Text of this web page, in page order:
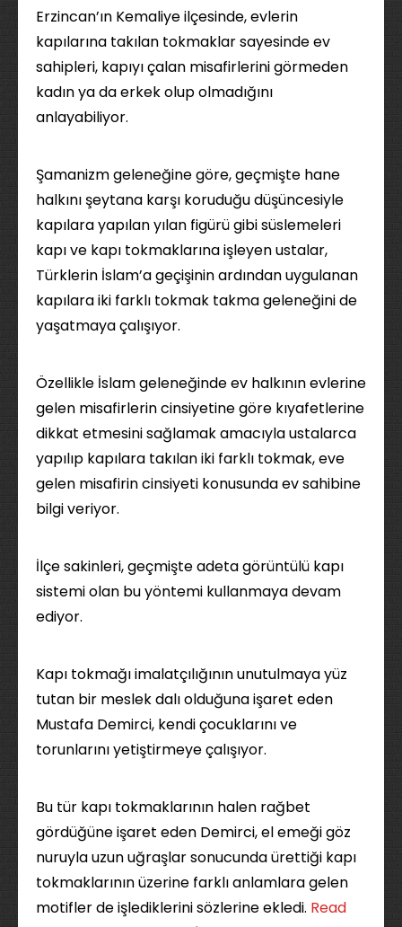
Erzincan’ın Kemaliye ilçesinde, evlerin
kapılarına takılan tokmaklar sayesinde ev
sahipleri, kapıyı çalan misafirlerini görmeden
kadın ya da erkek olup olmadığını
anlayabiliyor.
Şamanizm geleneğine göre, geçmişte hane
halkını şeytana karşı koruduğu düşüncesiyle
kapılara yapılan yılan figürü gibi süslemeleri
kapı ve kapı tokmaklarına işleyen ustalar,
Türklerin İslam’a geçişinin ardından uygulanan
kapılara iki farklı tokmak takma geleneğini de
yaşatmaya çalışıyor.
Özellikle İslam geleneğinde ev halkının evlerine
gelen misafirlerin cinsiyetine göre kıyafetlerine
dikkat etmesini sağlamak amacıyla ustalarca
yapılıp kapılara takılan iki farklı tokmak, eve
gelen misafirin cinsiyeti konusunda ev sahibine
bilgi veriyor.
İlçe sakinleri, geçmişte adeta görüntülü kapı
sistemi olan bu yöntemi kullanmaya devam
ediyor.
Kapı tokmağı imalatçılığının unutulmaya yüz
tutan bir meslek dalı olduğuna işaret eden
Mustafa Demirci, kendi çocuklarını ve
torunlarını yetiştirmeye çalışıyor.
Bu tür kapı tokmaklarının halen rağbet
gördüğüne işaret eden Demirci, el emeği göz
nuruyla uzun uğraşlar sonucunda ürettiği kapı
tokmaklarının üzerine farklı anlamlara gelen
motifler de işlediklerini sözlerine ekledi. ​ Read